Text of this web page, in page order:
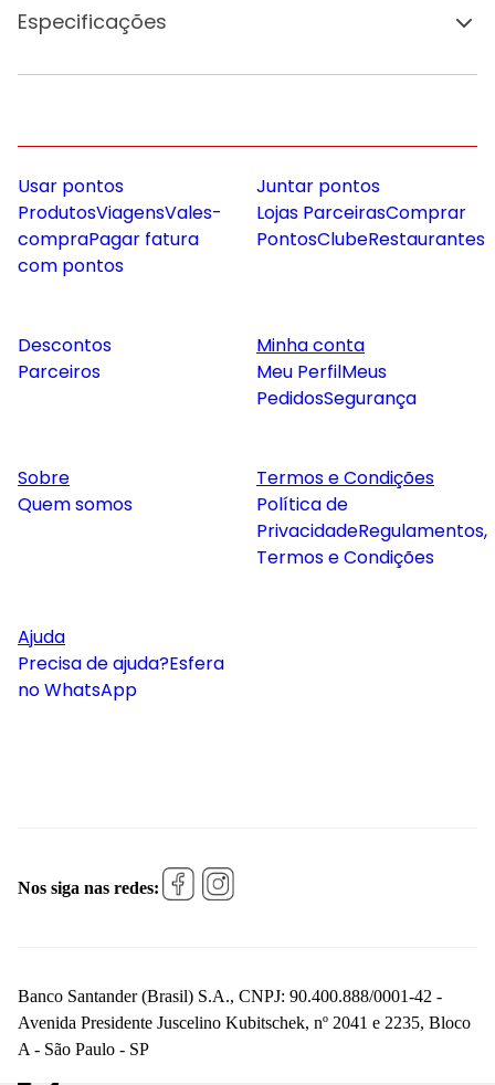
Especificações
Usar pontos
ProdutosViagensVales-
compraPagar fatura
com pontos
Juntar pontos
Lojas ParceirasComprar
PontosClubeRestaurantes
Descontos
Parceiros
Minha conta
Meu PerfilMeus
PedidosSegurança
Sobre
Quem somos
Termos e Condições
Política de
PrivacidadeRegulamentos,
Termos e Condições
Ajuda
Precisa de ajuda?Esfera
no WhatsApp
Nos siga nas redes:
Banco Santander (Brasil) S.A., CNPJ: 90.400.888/0001-42 -
Avenida Presidente Juscelino Kubitschek, nº 2041 e 2235, Bloco
A - São Paulo - SP